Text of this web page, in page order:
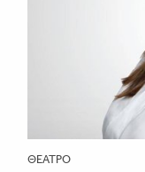
ΘΈΑΤΡΟ